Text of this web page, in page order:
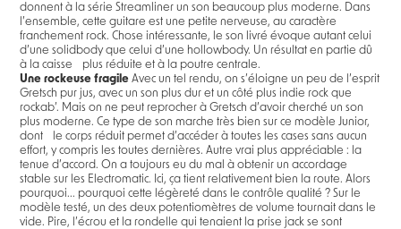
donnent à la série Streamliner un son beaucoup plus moderne. Dans
l’ensemble, cette guitare est une petite nerveuse, au caractère
franchement rock. Chose intéressante, le son livré évoque autant celui
d’une solidbody que celui d’une hollowbody. Un résultat en partie dû
à la caisse plus réduite et à la poutre centrale.
Une rockeuse fragile Avec un tel rendu, on s’éloigne un peu de l’esprit
Gretsch pur jus, avec un son plus dur et un côté plus indie rock que
rockab’. Mais on ne peut reprocher à Gretsch d’avoir cherché un son
plus moderne. Ce type de son marche très bien sur ce modèle Junior,
dont le corps réduit permet d’accéder à toutes les cases sans aucun
effort, y compris les toutes dernières. Autre vrai plus appréciable : la
tenue d’accord. On a toujours eu du mal à obtenir un accordage
stable sur les Electromatic. Ici, ça tient relativement bien la route. Alors
pourquoi... pourquoi cette légèreté dans le contrôle qualité ? Sur le
modèle testé, un des deux potentiomètres de volume tournait dans le
vide. Pire, l’écrou et la rondelle qui tenaient la prise jack se sont